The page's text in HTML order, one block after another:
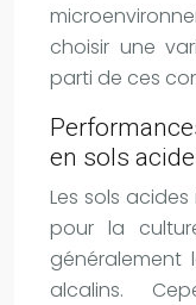
choisir une
parti de ces
en sols
Les sols
pour la
généralement
alcalins.